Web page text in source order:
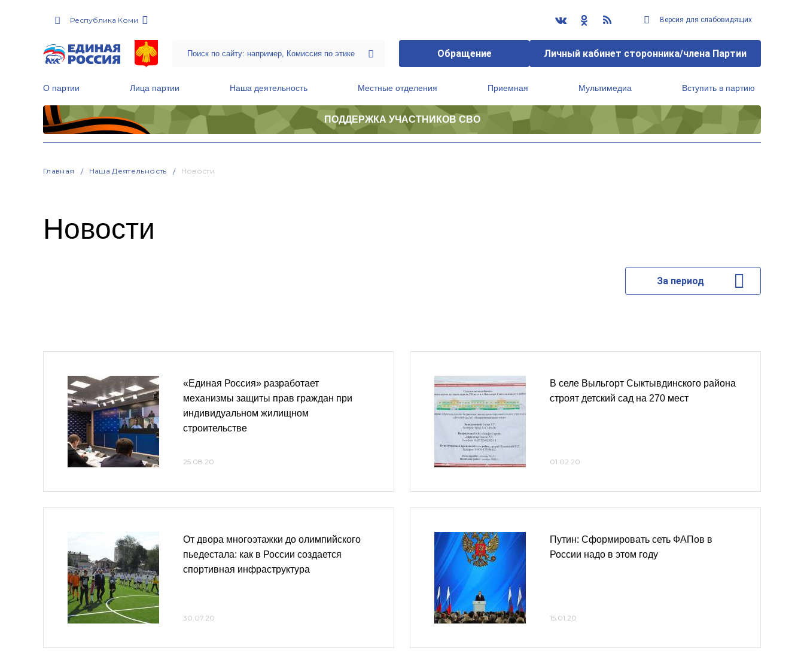
Республика Коми Версия для слабовидящих
Обращение Личный кабинет сторонника/члена Партии
О партии Лица партии Наша деятельность Местные отделения Приемная Мультимедиа Вступить в партию
ПОДДЕРЖКА УЧАСТНИКОВ СВО
Главная Наша Деятельность Новости
Новости
За период
«Единая Россия» разработает
механизмы защиты прав граждан при
индивидуальном жилищном
строительстве
25.08.20
От двора многоэтажки до олимпийского
пьедестала: как в России создается
спортивная инфраструктура
30.07.20
В селе Выльгорт Сыктывдинского района
строят детский сад на 270 мест
01.02.20
Путин: Сформировать сеть ФАПов в
России надо в этом году
15.01.20